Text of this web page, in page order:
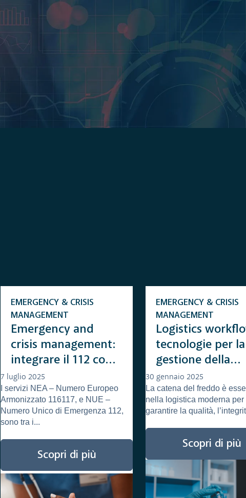
Emergency and
crisis management:
integrare il 112 con
116 117, un modello
possibile
EMERGENCY & CRISIS
MANAGEMENT
7 luglio 2025
I servizi NEA – Numero Europeo
Armonizzato 116117, e NUE –
Numero Unico di Emergenza 112,
sono tra i...
Scopri di più
Logistics
tecnologie per la
gestione della
catena del freddo
EMERGENCY & CRISIS
MANAGEMENT
30 gennaio 2025
La catena del freddo è
nella logistica moderna per
garantire la qualità,
Scopri di più